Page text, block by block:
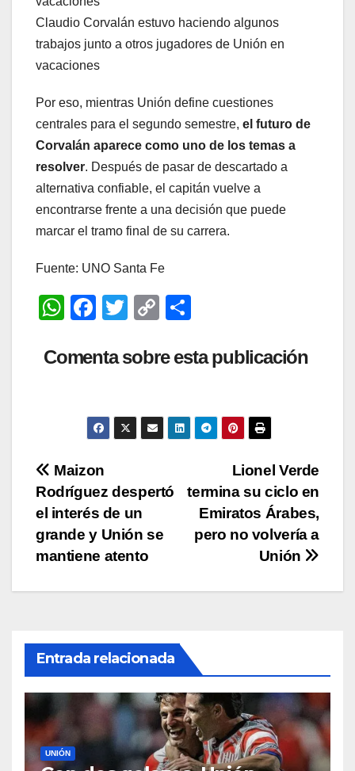
Claudio Corvalán estuvo haciendo algunos
trabajos junto a otros jugadores de Unión en
vacaciones
Por eso, mientras Unión define cuestiones
centrales para el segundo semestre, el futuro de
Corvalán aparece como uno de los temas a
resolver. Después de pasar de descartado a
alternativa confiable, el capitán vuelve a
encontrarse frente a una decisión que puede
marcar el tramo final de su carrera.
Fuente: UNO Santa Fe
W
at
p
F
c
b
o
k
T
tt
C
p
Li
n
m
ar
tir
Comenta sobre esta publicación
Navegación
de
entradas
Lionel Verde
termina su ciclo en
Emiratos Árabes,
pero no volvería a
Unión
Maizon
Rodríguez despertó
el interés de un
grande y Unión se
mantiene atento
Entrada relacionada
UNIÓN